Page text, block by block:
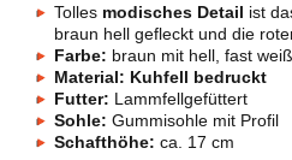
Tolles modisches Detail ist
braun hell gefleckt und die
Farbe: braun mit hell, fast
Material: Kuhfell bedruckt
Futter: Lammfellgefüttert
Sohle: Gummisohle mit Profil
Schafthöhe: ca. 17 cm